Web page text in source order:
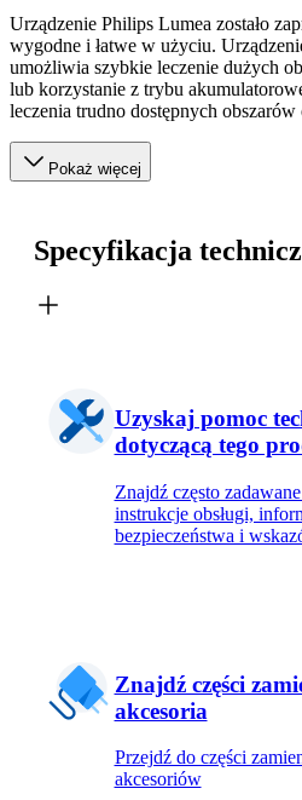
Urządzenie Philips Lumea zostało
wygodne i łatwe w użyciu.
umożliwia szybkie leczenie dużych
lub korzystanie z trybu
leczenia trudno dostępnych obszarów
Pokaż więcej
Specyfikacja
Uzyskaj pomoc
dotyczącą tego
Znajdź często
instrukcje obsługi,
bezpieczeństwa i
Znajdź części
akcesoria
Przejdź do części
akcesoriów